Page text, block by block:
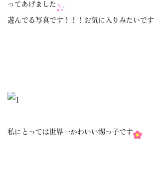
ってあげました
遊んでる写真です！！！お気に入りみたいです
私にとっては世界一かわいい甥っ子です